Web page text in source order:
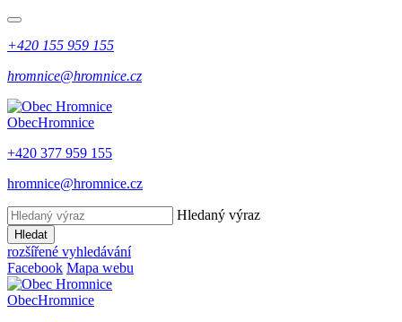
+420 155 959 155
hromnice@hromnice.cz
ObecHromnice
+420 377 959 155
hromnice@hromnice.cz
Hledaný výraz
Hledat
rozšířené vyhledávání
Facebook Mapa webu
ObecHromnice